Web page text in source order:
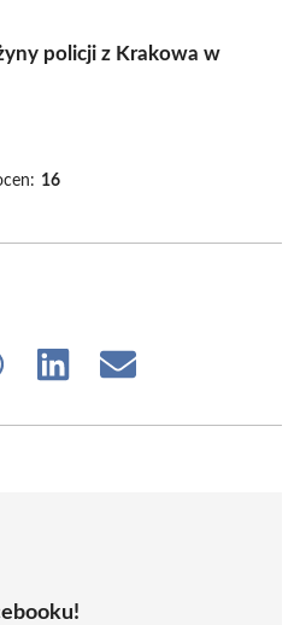
policji z Krakowa w
16
Share
Share